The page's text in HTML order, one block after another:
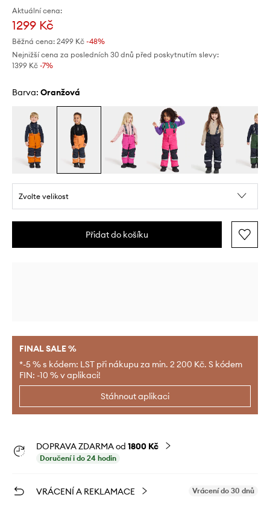
Aktuální cena:
1299 Kč
Běžná cena: 2499 Kč -48%
Nejnižší cena za posledních 30 dnů před poskytnutím slevy:
1399 Kč -7%
Barva: oranžová
Zvolte velikost
Přidat do košíku
FINAL SALE %
*-5 % s kódem: LST při nákupu za min. 2 200 Kč. S kódem
FIN: -10 % v aplikaci!
Stáhnout aplikaci
DOPRAVA ZDARMA od 1800 Kč
Doručení i do 24 hodin
VRÁCENÍ A REKLAMACE Vrácení do 30 dnů